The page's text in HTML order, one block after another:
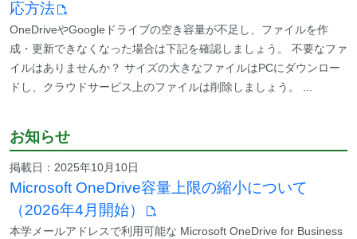
応方法
OneDriveやGoogleドライブの空き容量が不足し、ファイルを作
成・更新できなくなった場合は下記を確認しましょう。 不要なファ
イルはありませんか？ サイズの大きなファイルはPCにダウンロー
ドし、クラウドサービス上のファイルは削除しましょう。 ...
お知らせ
掲載日： 2025年10月10日
Microsoft OneDrive容量上限の縮小について
（2026年4月開始）
本学メールアドレスで利用可能な Microsoft OneDrive for Business